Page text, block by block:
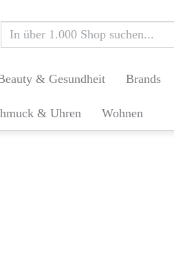
& Gesundheit Brands
& Uhren Wohnen